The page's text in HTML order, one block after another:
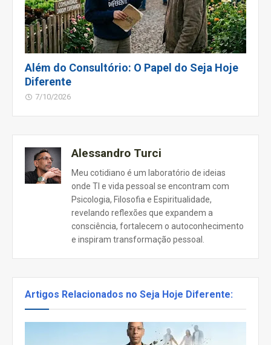
Além do Consultório: O Papel do Seja Hoje
Diferente
7/10/2026
Alessandro Turci
Meu cotidiano é um laboratório de ideias
onde TI e vida pessoal se encontram com
Psicologia, Filosofia e Espiritualidade,
revelando reflexões que expandem a
consciência, fortalecem o autoconhecimento
e inspiram transformação pessoal.
Artigos Relacionados no Seja Hoje Diferente: